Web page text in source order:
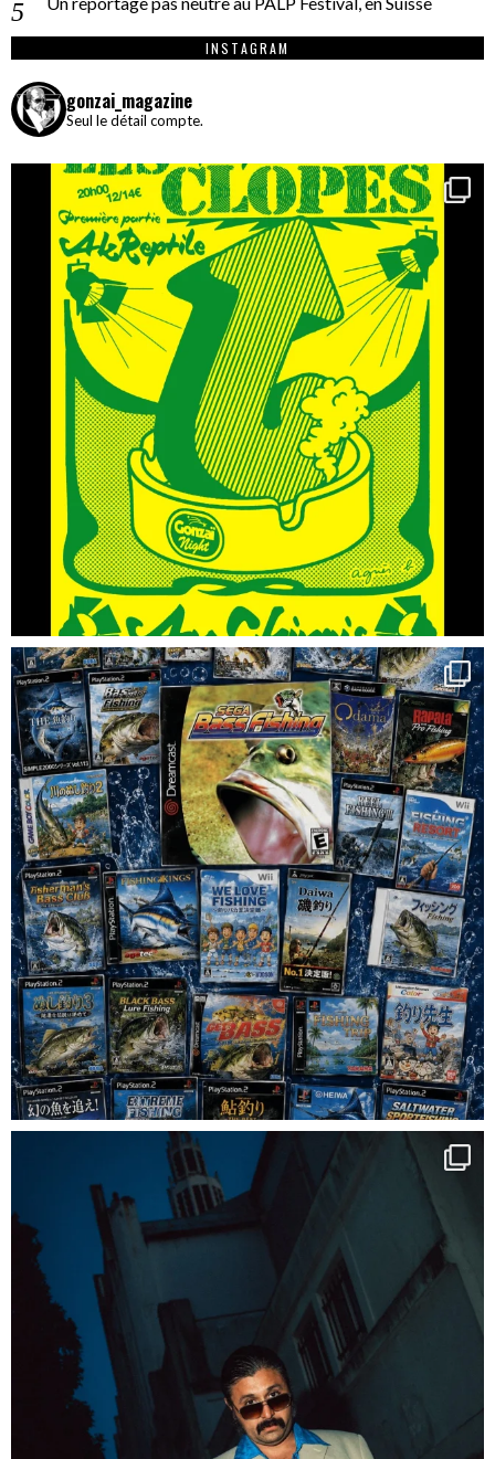
INSTAGRAM
gonzai_magazine
Seul le détail compte.